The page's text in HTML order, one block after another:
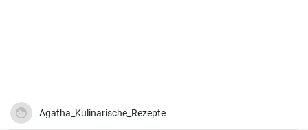
Agatha_Kulinarische_Rezepte